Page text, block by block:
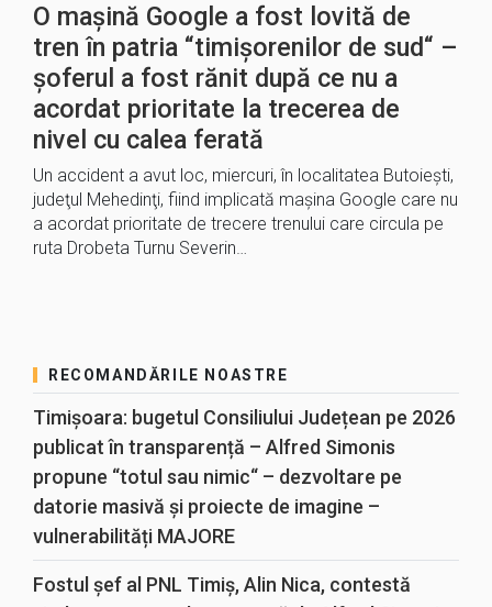
O mașină Google a fost lovită de
tren în patria “timișorenilor de sud“ –
șoferul a fost rănit după ce nu a
acordat prioritate la trecerea de
nivel cu calea ferată
Un accident a avut loc, miercuri, în localitatea Butoieşti,
judeţul Mehedinţi, fiind implicată maşina Google care nu
a acordat prioritate de trecere trenului care circula pe
ruta Drobeta Turnu Severin…
RECOMANDĂRILE NOASTRE
Timișoara: bugetul Consiliului Județean pe 2026
publicat în transparență – Alfred Simonis
propune “totul sau nimic“ – dezvoltare pe
datorie masivă și proiecte de imagine –
vulnerabilități MAJORE
Fostul șef al PNL Timiș, Alin Nica, contestă